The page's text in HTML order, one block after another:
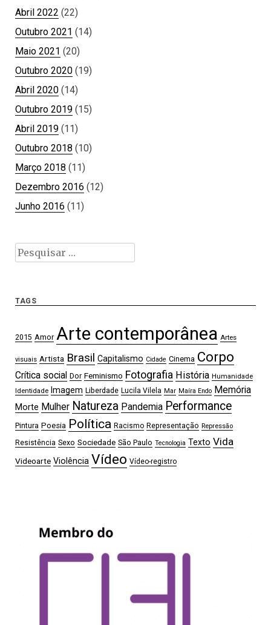
Abril 2022 (22)
Outubro 2021 (14)
Maio 2021 (20)
Outubro 2020 (19)
Abril 2020 (14)
Outubro 2019 (15)
Abril 2019 (11)
Outubro 2018 (10)
Março 2018 (11)
Dezembro 2016 (12)
Junho 2016 (11)
Pesquisar
por:
TAGS
2015 Amor Arte contemporânea Artes
visuais Artista Brasil Capitalismo Cidade Cinema Corpo
Crítica social Dor Feminismo Fotografia História Humanidade
Identidade Imagem Liberdade Lucila Vilela Mar Maíra Endo Memória
Morte Mulher Natureza Pandemia Performance
Pintura Poesia Política Racismo Representação Repressão
Resistência Sexo Sociedade São Paulo Tecnologia Texto Vida
Videoarte Violência Vídeo Vídeo-registro